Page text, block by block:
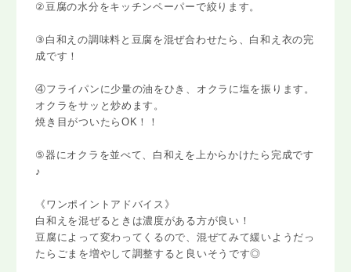
②豆腐の水分をキッチンペーパーで絞ります。
③白和えの調味料と豆腐を混ぜ合わせたら、白和え衣の完
成です！
④フライパンに少量の油をひき、オクラに塩を振ります。
オクラをサッと炒めます。
焼き目がついたらOK！！
⑤器にオクラを並べて、白和えを上からかけたら完成です
♪
《ワンポイントアドバイス》
白和えを混ぜるときは濃度がある方が良い！
豆腐によって変わってくるので、混ぜてみて緩いようだっ
たらごまを増やして調整すると良いそうです◎